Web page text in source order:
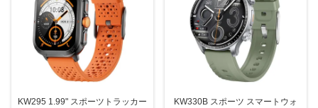
KW295 1.99" スポーツトラッカー
KW330B スポーツ スマートウォ